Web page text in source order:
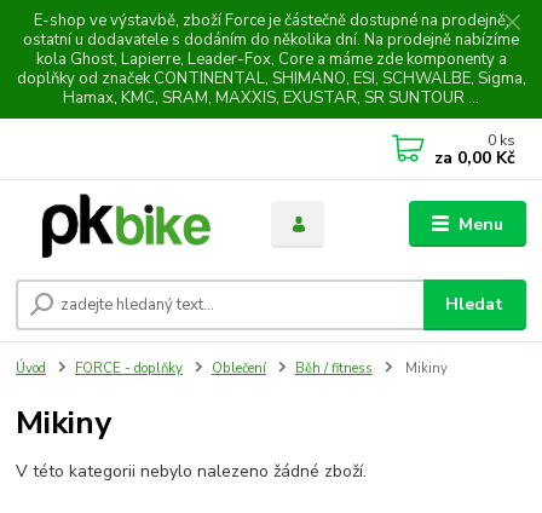
E-shop ve výstavbě, zboží Force je částečně dostupné na prodejně,
ostatní u dodavatele s dodáním do několika dní. Na prodejně nabízíme
kola Ghost, Lapierre, Leader-Fox, Core a máme zde komponenty a
doplňky od značek CONTINENTAL, SHIMANO, ESI, SCHWALBE, Sigma,
Hamax, KMC, SRAM, MAXXIS, EXUSTAR, SR SUNTOUR ...
Menu
Hledat
0 ks
za 0,00 Kč
Úvod FORCE - doplňky Oblečení Běh / fitness Mikiny
Mikiny
V této kategorii nebylo nalezeno žádné zboží.